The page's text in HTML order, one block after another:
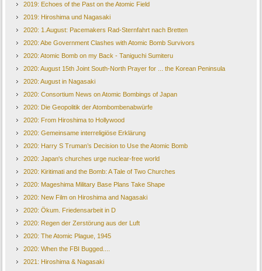
2019: Echoes of the Past on the Atomic Field
2019: Hiroshima und Nagasaki
2020: 1.August: Pacemakers Rad-Sternfahrt nach Bretten
2020: Abe Government Clashes with Atomic Bomb Survivors
2020: Atomic Bomb on my Back - Taniguchi Sumiteru
2020: August 15th Joint South-North Prayer for ... the Korean Peninsula
2020: August in Nagasaki
2020: Consortium News on Atomic Bombings of Japan
2020: Die Geopolitik der Atombombenabwürfe
2020: From Hiroshima to Hollywood
2020: Gemeinsame interreligiöse Erklärung
2020: Harry S Truman’s Decision to Use the Atomic Bomb
2020: Japan's churches urge nuclear-free world
2020: Kiritimati and the Bomb: A Tale of Two Churches
2020: Mageshima Military Base Plans Take Shape
2020: New Film on Hiroshima and Nagasaki
2020: Ökum. Friedensarbeit in D
2020: Regen der Zerstörung aus der Luft
2020: The Atomic Plague, 1945
2020: When the FBI Bugged....
2021: Hiroshima & Nagasaki